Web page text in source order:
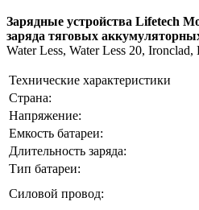
Зарядные устройства Lifetech
заряда тяговых
Water Less, Water Less 20,
Технические характеристики
Страна:
Напряжение:
Емкость батареи:
Длительность заряда:
Тип батареи:
Силовой провод: